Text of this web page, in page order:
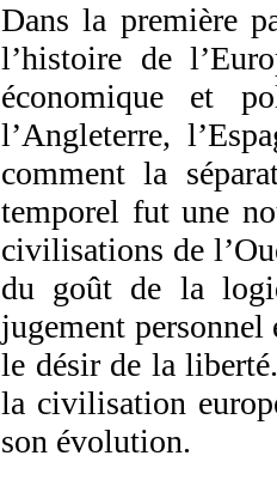
Dans la première
l’histoire de
économique et
l’Angleterre,
comment la
temporel fut une
civilisations de
du goût de la
jugement
le désir de la
la civilisation
son évolution.